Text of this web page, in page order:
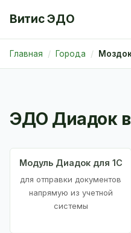
Витис ЭДО
Главная Города
ЭДО Диадок
Модуль Диадок для 1С
для отправки документов
напрямую из учетной
системы